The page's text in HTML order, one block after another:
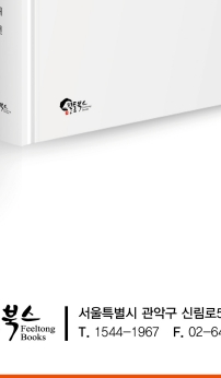
67
입전략 69
의 개념 75
75